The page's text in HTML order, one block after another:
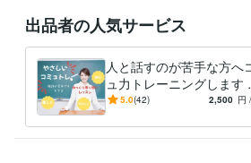
8月もよろしくお願いいたします( ⁎ᵕᴗᵕ⁎ )❤︎
経験職種
営業 / 営業事務・アシスタント 経験年数 :
事務・ビジネスサポート / 事務（一般事務）
ライフスタイル・その他 / 保育士・ベビーシ
出品者の人気サービス
人と話すのが苦手な方へ
ュ力トレーニングします
話が苦手でも大丈夫！「
ッスン
5.0(42) 2,500 円